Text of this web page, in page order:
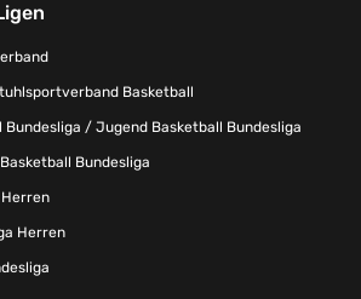
Basketball
Bundesliga / Jugend Basketball Bundesliga
Bundesliga
Herren